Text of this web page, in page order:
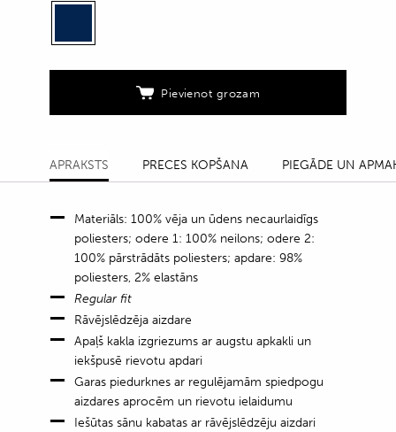
Pievienot grozam
APRAKSTS PRECES KOPŠANA PIEGĀDE UN
Materiāls: 100% vēja un ūdens necaurlaidīgs
poliesters; odere 1: 100% neilons; odere 2:
100% pārstrādāts poliesters; apdare: 98%
poliesters, 2% elastāns
Regular fit
Rāvējslēdzēja aizdare
Apaļš kakla izgriezums ar augstu apkakli un
iekšpusē rievotu apdari
Garas piedurknes ar regulējamām spiedpogu
aizdares aprocēm un rievotu ielaidumu
Iešūtas sānu kabatas ar rāvējslēdzēju aizdari